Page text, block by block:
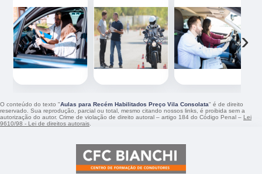
‹ ›
O conteúdo do texto "Aulas para Recém Habilitados Preço Vila Consolata" é de direito
reservado. Sua reprodução, parcial ou total, mesmo citando nossos links, é proibida sem a
autorização do autor. Crime de violação de direito autoral – artigo 184 do Código Penal – Lei
9610/98 - Lei de direitos autorais